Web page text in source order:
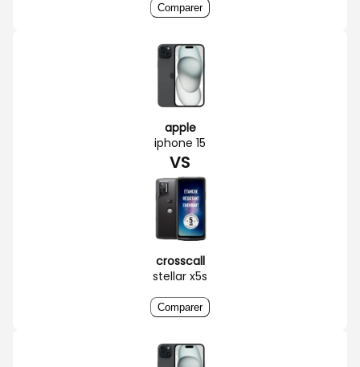
Comparer
apple
iphone 15
VS
crosscall
stellar x5s
Comparer